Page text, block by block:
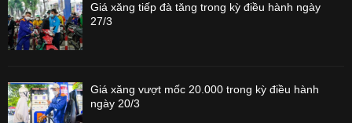
Giá xăng tiếp đà tăng trong kỳ điều hành ngày
27/3
Giá xăng vượt mốc 20.000 trong kỳ điều hành
ngày 20/3